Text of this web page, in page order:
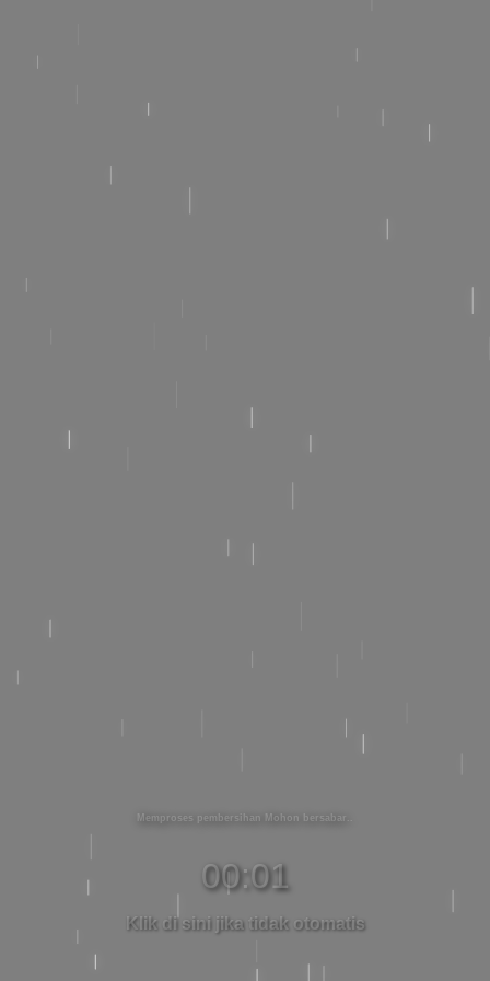
Memproses pembersihan Mohon bersabar
00:01
Klik di sini jika tidak otomatis